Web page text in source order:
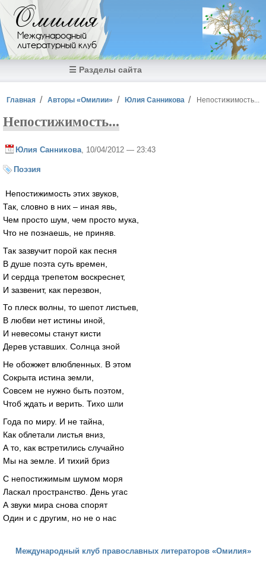
Перейти к основному содержанию
Омилия
Международный
литературный клуб
☰ Разделы сайта
Вы здесь
Главная Авторы «Омилии» Юлия Санникова Непостижимость...
Непостижимость...
Юлия Санникова , 10/04/2012 — 23:43
Поэзия
Непостижимость этих звуков,
Так, словно в них – иная явь,
Чем просто шум, чем просто мука,
Что не познаешь, не приняв.
Так зазвучит порой как песня
В душе поэта суть времен,
И сердца трепетом воскреснет,
И зазвенит, как перезвон,
То плеск волны, то шепот листьев,
В любви нет истины иной,
И невесомы станут кисти
Дерев уставших. Солнца зной
Не обожжет влюбленных. В этом
Сокрыта истина земли,
Совсем не нужно быть поэтом,
Чтоб ждать и верить. Тихо шли
Года по миру. И не тайна,
Как облетали листья вниз,
А то, как встретились случайно
Мы на земле. И тихий бриз
С непостижимым шумом моря
Ласкал пространство. День угас
А звуки мира снова спорят
Один и с другим, но не о нас
Международный клуб православных литераторов «Омилия»